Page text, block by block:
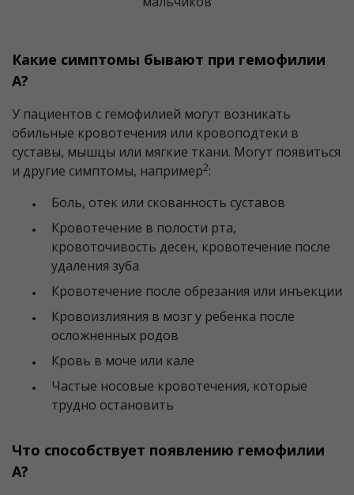
Какие симптомы бывают при гемофилии
А?
У пациентов с гемофилией могут возникать
обильные кровотечения или кровоподтеки в
суставы, мышцы или мягкие ткани. Могут появиться
и другие симптомы, например2:
Боль, отек или скованность суставов
Кровотечение в полости рта,
кровоточивость десен, кровотечение после
удаления зуба
Кровотечение после обрезания или инъекции
Кровоизлияния в мозг у ребенка после
осложненных родов
Кровь в моче или кале
Частые носовые кровотечения, которые
трудно остановить
Что способствует появлению гемофилии
А?